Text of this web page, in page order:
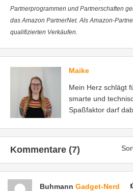
Partnerprogrammen und Partnerschaften
das Amazon PartnerNet. Als Amazon-
qualifizierten Verkäufen.
Maike
Mein Herz schlägt
smarte und
Spaßfaktor darf
Kommentare (7)
Buhmann Gadget-Nerd